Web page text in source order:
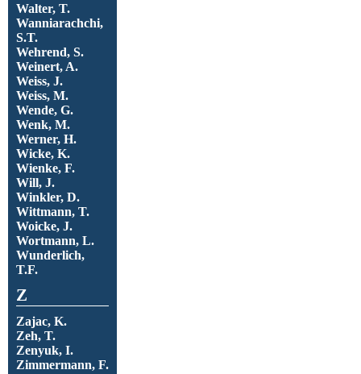
Walter, T.
Wanniarachchi,
S.T.
Wehrend, S.
Weinert, A.
Weiss, J.
Weiss, M.
Wende, G.
Wenk, M.
Werner, H.
Wicke, K.
Wienke, F.
Will, J.
Winkler, D.
Wittmann, T.
Woicke, J.
Wortmann, L.
Wunderlich,
T.F.
Z
Zajac, K.
Zeh, T.
Zenyuk, I.
Zimmermann, F.